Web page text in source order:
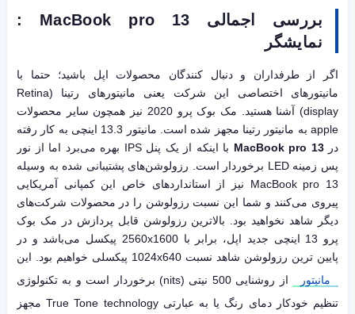
بررسی اجمالی MacBook pro 13 :
نمایشگر
اگر از طرفداران و دنبال کنندگان محصولات اپل باشید؛ حتما با
مانیتورهای اختصاصی این شرکت یعنی مانیتورهای رتینا (Retina
display) آشنا هستید. مک بوک پرو 2020 نیز همچون سایر محصولات
apple به مانیتور رتینا مجهز شده است. مانیتور 13.3 اینچی به کار رفته
درMacBook pro 13
با اینکه از یک پنل IPS بهره می‌برد اما از نور
پس زمینه LED برخوردار است. رزولوشن‌های پشتیبانی شده به وسیله
MacBook pro 13 نیز از استانداردهای خاص این کمپانی آمریکایی
پیروی می‌کنند و شما این نسبت رزولوشن را در محصولات شرکت‌های
دیگر شاهد نخواهید بود. بالاترین رزولوشن قابل پردازش در مک بوک
پرو 13 اینچی جدید اپل، برابر با 2560x1600 پیکسل می‌باشد و در
پایین ترین رزولوشن شاهد نسبت 1024x640 پیکسلی خواهیم بود. این
مانیتور
از روشنایی 500 نیتی (nits) برخوردار است و به تکنولوژی
تنظیم خودکار دمای رنگ یا به عبارتی True Tone technology مجهز